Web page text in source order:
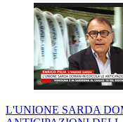
L'UNIONE SARDA